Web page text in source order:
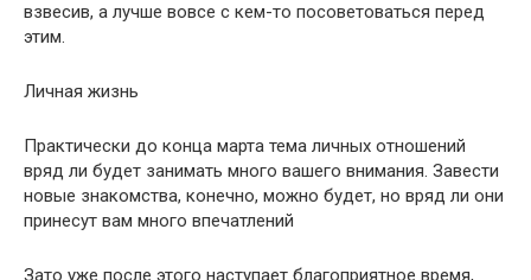
взвесив, а лучше вовсе с кем-то посоветоваться перед
этим.
Личная жизнь
Практически до конца марта тема личных отношений
вряд ли будет занимать много вашего внимания. Завести
новые знакомства, конечно, можно будет, но вряд ли они
принесут вам много впечатлений
Зато уже после этого наступает благоприятное время,